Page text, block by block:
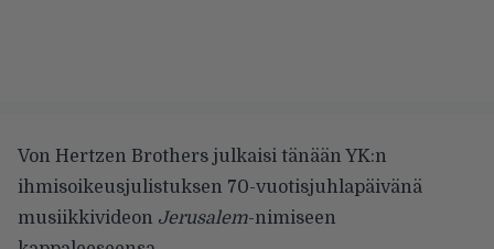
Von Hertzen Brothers julkaisi tänään YK:n
ihmisoikeusjulistuksen 70-vuotisjuhlapäivänä
musiikkivideon Jerusalem-nimiseen